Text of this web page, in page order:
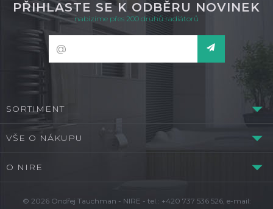
PŘIHLASTE SE K ODBĚRU NOVINEK
nabízíme přes 200 druhů radiátorů
SORTIMENT
VŠE O NÁKUPU
O NIRE
© 2026 Ondřej Tauchman - NIRE - tel.: +420 737 536 526, e-mail: